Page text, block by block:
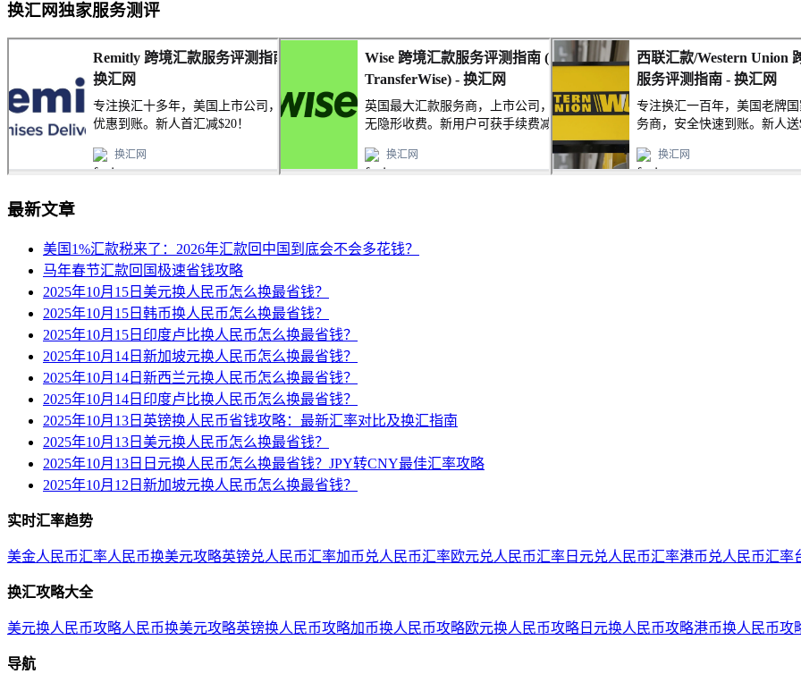
换汇网独家服务测评
最新文章
美国1%汇款税来了：2026年汇款回中国到底会不会多花钱？
马年春节汇款回国极速省钱攻略
2025年10月15日美元换人民币怎么换最省钱？
2025年10月15日韩币换人民币怎么换最省钱？
2025年10月15日印度卢比换人民币怎么换最省钱？
2025年10月14日新加坡元换人民币怎么换最省钱？
2025年10月14日新西兰元换人民币怎么换最省钱？
2025年10月14日印度卢比换人民币怎么换最省钱？
2025年10月13日英镑换人民币省钱攻略：最新汇率对比及换汇指南
2025年10月13日美元换人民币怎么换最省钱？
2025年10月13日日元换人民币怎么换最省钱？JPY转CNY最佳汇率攻略
2025年10月12日新加坡元换人民币怎么换最省钱？
实时汇率趋势
美金人民币汇率人民币换美元攻略英镑兑人民币汇率加币兑人民币汇率欧元兑人民币汇率 日元兑人民币汇率港币兑人民币汇率
换汇攻略大全
美元换人民币攻略人民币换美元攻略英镑换人民币攻略加币换人民币攻略欧元换人民币攻略 日元换人民币攻略港币换人民币攻
导航